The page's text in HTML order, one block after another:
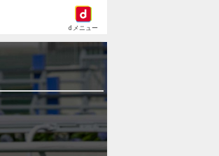
dメニュー